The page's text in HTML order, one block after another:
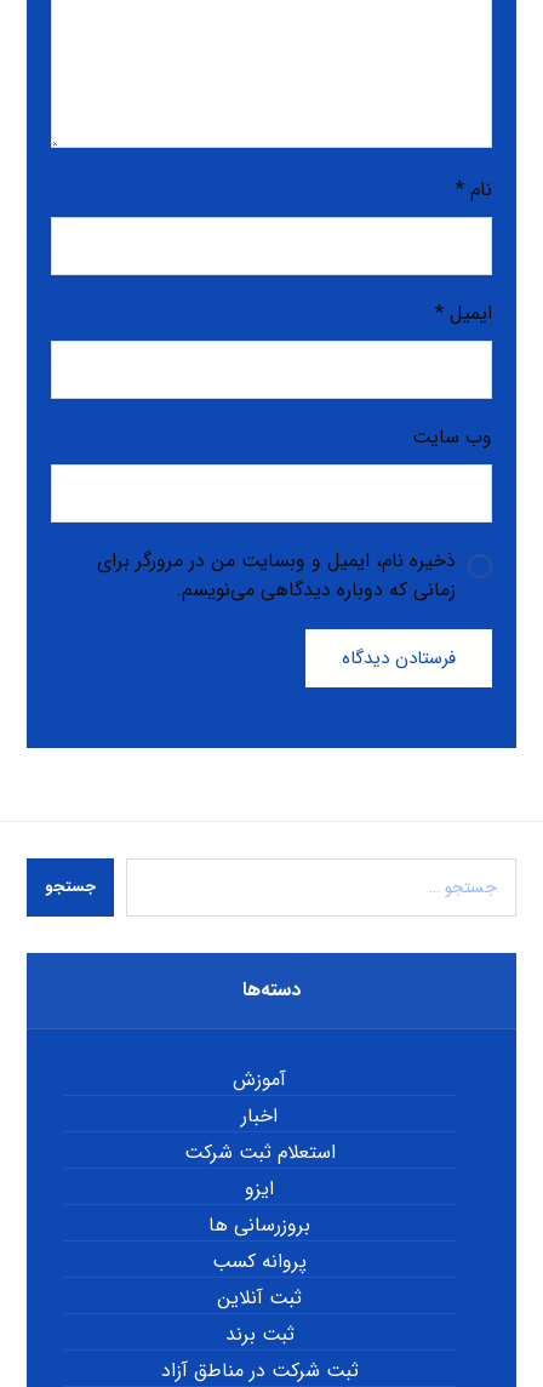
نام*
ایمیل*
وب‌ سایت
ذخیره نام، ایمیل و وبسایت من در مرورگر برای
زمانی که دوباره دیدگاهی می‌نویسم.
فرستادن دیدگاه
جستجو
دسته‌ها
آموزش
اخبار
استعلام ثبت شرکت
ایزو
بروزرسانی ها
پروانه کسب
ثبت آنلاین
ثبت برند
ثبت شرکت در مناطق آزاد